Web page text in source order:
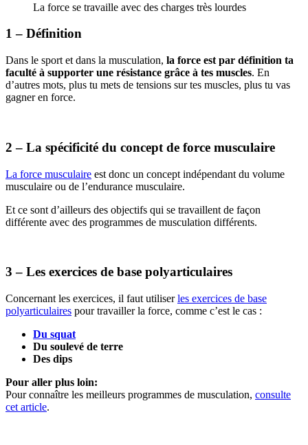
La force se travaille avec des charges très lourdes
1 – Définition
Dans le sport et dans la musculation, la force est par définition ta
faculté à supporter une résistance grâce à tes muscles. En
d’autres mots, plus tu mets de tensions sur tes muscles, plus tu vas
gagner en force.
2 – La spécificité du concept de force musculaire
La force musculaire est donc un concept indépendant du volume
musculaire ou de l’endurance musculaire.
Et ce sont d’ailleurs des objectifs qui se travaillent de façon
différente avec des programmes de musculation différents.
3 – Les exercices de base polyarticulaires
Concernant les exercices, il faut utiliserles exercices de base
polyarticulaires pour travailler la force, comme c’est le cas :
Du squat
Du soulevé de terre
Des dips
Pour aller plus loin:
Pour connaître les meilleurs programmes de musculation, consulte
cet article.